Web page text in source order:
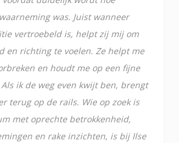
was. Juist wanneer
vertroebeld is, helpt zij mij om
en richting te voelen. Ze helpt me
en houdt me op een fijne
ik de weg even kwijt ben, brengt
terug op de rails. Wie op zoek is
met oprechte betrokkenheid,
en rake inzichten, is bij Ilse